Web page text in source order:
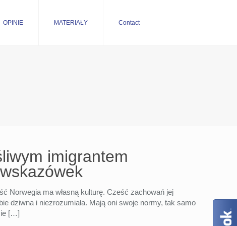
OPINIE MATERIAŁY Contact
imigrantem
Norwegia ma własną kulturę. Cześć zachowań jej
dziwna i niezrozumiała. Mają oni swoje normy, tak samo
[…]